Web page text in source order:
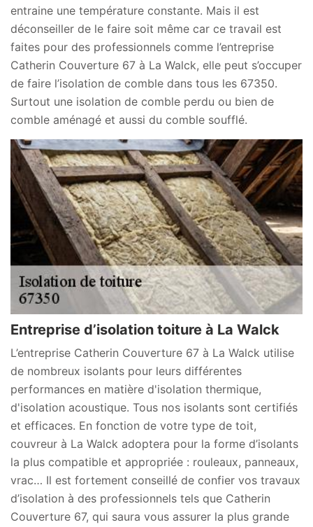
entraine une température constante. Mais il est
déconseiller de le faire soit même car ce travail est
faites pour des professionnels comme l’entreprise
Catherin Couverture 67 à La Walck, elle peut s’occuper
de faire l’isolation de comble dans tous les 67350.
Surtout une isolation de comble perdu ou bien de
comble aménagé et aussi du comble soufflé.
Entreprise d’isolation toiture à La Walck
L’entreprise Catherin Couverture 67 à La Walck utilise
de nombreux isolants pour leurs différentes
performances en matière d'isolation thermique,
d'isolation acoustique. Tous nos isolants sont certifiés
et efficaces. En fonction de votre type de toit,
couvreur à La Walck adoptera pour la forme d’isolants
la plus compatible et appropriée : rouleaux, panneaux,
vrac… Il est fortement conseillé de confier vos travaux
d’isolation à des professionnels tels que Catherin
Couverture 67, qui saura vous assurer la plus grande